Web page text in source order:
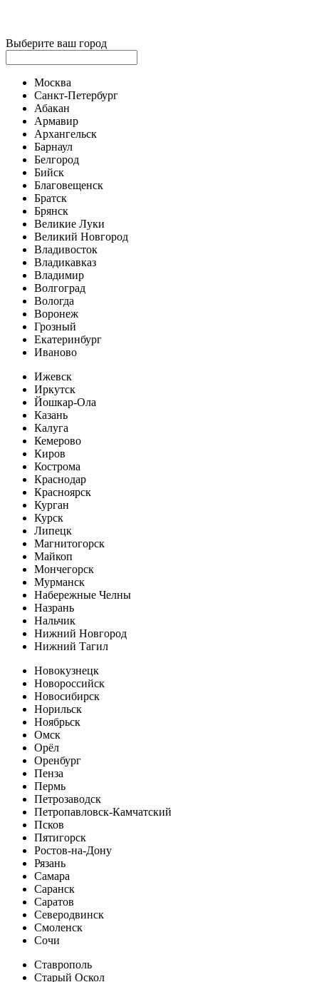
Выберите ваш город
Москва
Санкт-Петербург
Абакан
Армавир
Архангельск
Барнаул
Белгород
Бийск
Благовещенск
Братск
Брянск
Великие Луки
Великий Новгород
Владивосток
Владикавказ
Владимир
Волгоград
Вологда
Воронеж
Грозный
Екатеринбург
Иваново
Ижевск
Иркутск
Йошкар-Ола
Казань
Калуга
Кемерово
Киров
Кострома
Краснодар
Красноярск
Курган
Курск
Липецк
Магнитогорск
Майкоп
Мончегорск
Мурманск
Набережные Челны
Назрань
Нальчик
Нижний Новгород
Нижний Тагил
Новокузнецк
Новороссийск
Новосибирск
Норильск
Ноябрьск
Омск
Орёл
Оренбург
Пенза
Пермь
Петрозаводск
Петропавловск-Камчатский
Псков
Пятигорск
Ростов-на-Дону
Рязань
Самара
Саранск
Саратов
Северодвинск
Смоленск
Сочи
Ставрополь
Старый Оскол